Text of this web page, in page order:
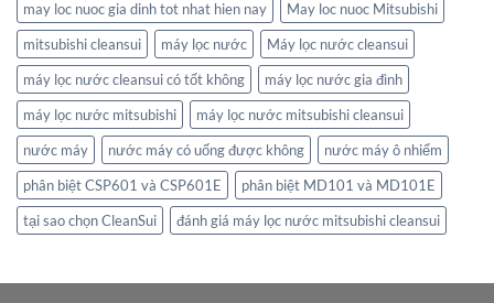
may loc nuoc gia dinh tot nhat hien nay
May loc nuoc Mitsubishi
mitsubishi cleansui
máy lọc nước
Máy lọc nước cleansui
máy lọc nước cleansui có tốt không
máy lọc nước gia đình
máy lọc nước mitsubishi
máy lọc nước mitsubishi cleansui
nước máy
nước máy có uống được không
nước máy ô nhiểm
phân biệt CSP601 và CSP601E
phân biệt MD101 và MD101E
tại sao chọn CleanSui
đánh giá máy lọc nước mitsubishi cleansui